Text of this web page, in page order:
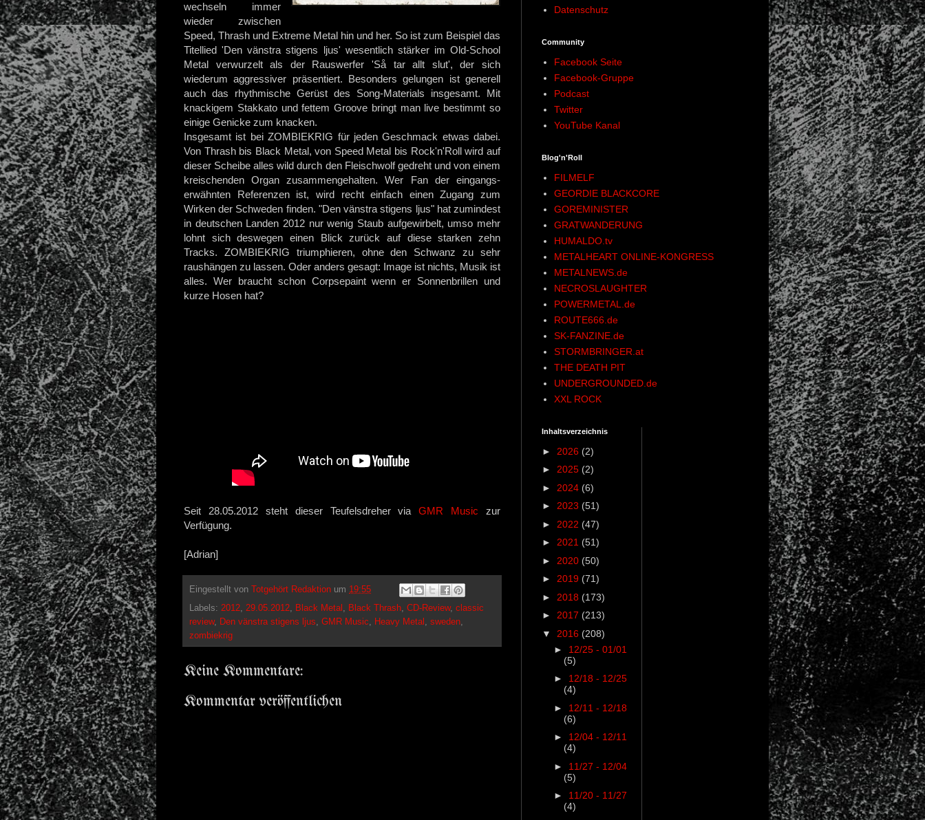
wechseln immer
wieder zwischen
Speed, Thrash und Extreme Metal hin und her. So ist zum Beispiel das
Titellied 'Den vänstra stigens ljus' wesentlich stärker im Old-School
Metal verwurzelt als der Rauswerfer 'Så tar allt slut', der sich
wiederum aggressiver präsentiert. Besonders gelungen ist generell
auch das rhythmische Gerüst des Song-Materials insgesamt. Mit
knackigem Stakkato und fettem Groove bringt man live bestimmt so
einige Genicke zum knacken.
Insgesamt ist bei ZOMBIEKRIG für jeden Geschmack etwas dabei.
Von Thrash bis Black Metal, von Speed Metal bis Rock'n'Roll wird auf
dieser Scheibe alles wild durch den Fleischwolf gedreht und von einem
kreischenden Organ zusammengehalten. Wer Fan der eingangs-
erwähnten Referenzen ist, wird recht einfach einen Zugang zum
Wirken der Schweden finden. "Den vänstra stigens ljus" hat zumindest
in deutschen Landen 2012 nur wenig Staub aufgewirbelt, umso mehr
lohnt sich deswegen einen Blick zurück auf diese starken zehn
Tracks. ZOMBIEKRIG triumphieren, ohne den Schwanz zu sehr
raushängen zu lassen. Oder anders gesagt: Image ist nichts, Musik ist
alles. Wer braucht schon Corpsepaint wenn er Sonnenbrillen und
kurze Hosen hat?
Seit 28.05.2012 steht dieser Teufelsdreher viaGMR Music zur
Verfügung.
[Adrian]
Eingestellt von Totgehört Redaktion um 19:55
Labels: 2012 29.05.2012 Black Metal Black Thrash CD-Review, classic
review, Den vänstra stigens ljus GMR Music Heavy Metal sweden
zombiekrig
Keine Kommentare:
Kommentar veröffentlichen
Datenschutz
Community
Facebook Seite
Facebook-Gruppe
Podcast
Twitter
YouTube Kanal
Blog'n'Roll
FILMELF
GEORDIE BLACKCORE
GOREMINISTER
GRATWANDERUNG
HUMALDO.tv
METALHEART ONLINE-KONGRESS
METALNEWS.de
NECROSLAUGHTER
POWERMETAL.de
ROUTE666.de
SK-FANZINE.de
STORMBRINGER.at
THE DEATH PIT
UNDERGROUNDED.de
XXL ROCK
Inhaltsverzeichnis
► 2026 (2)
► 2025 (2)
► 2024 (6)
► 2023 (51)
► 2022 (47)
► 2021 (51)
► 2020 (50)
► 2019 (71)
► 2018 (173)
► 2017 (213)
▼ 2016 (208)
► 12/25 - 01/01
(5)
► 12/18 - 12/25
(4)
► 12/11 - 12/18
(6)
► 12/04 - 12/11
(4)
► 11/27 - 12/04
(5)
► 11/20 - 11/27
(4)